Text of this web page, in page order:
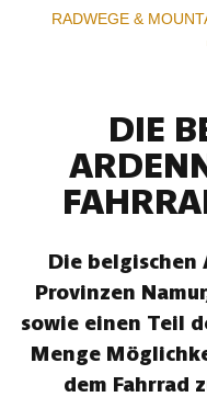
RADWEGE &
DIE
Die belgischen
Provinzen
sowie einen Teil
Menge
dem Fahrrad